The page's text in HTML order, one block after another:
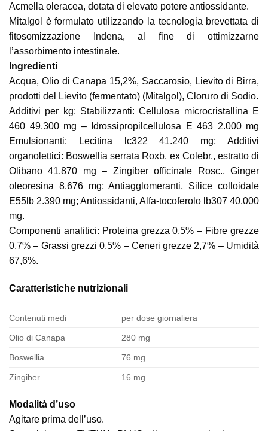
Acmella oleracea, dotata di elevato potere antiossidante.
Mitalgol è formulato utilizzando la tecnologia brevettata di
fitosomizzazione Indena, al fine di ottimizzarne
l’assorbimento intestinale.
Ingredienti
Acqua, Olio di Canapa 15,2%, Saccarosio, Lievito di Birra,
prodotti del Lievito (fermentato) (Mitalgol), Cloruro di Sodio.
Additivi per kg: Stabilizzanti: Cellulosa microcristallina E
460 49.300 mg – Idrossipropilcellulosa E 463 2.000 mg
Emulsionanti: Lecitina lc322 41.240 mg; Additivi
organolettici: Boswellia serrata Roxb. ex Colebr., estratto di
Olibano 41.870 mg – Zingiber officinale Rosc., Ginger
oleoresina 8.676 mg; Antiagglomeranti, Silice colloidale
E55lb 2.390 mg; Antiossidanti, Alfa-tocoferolo lb307 40.000
mg.
Componenti analitici: Proteina grezza 0,5% – Fibre grezze
0,7% – Grassi grezzi 0,5% – Ceneri grezze 2,7% – Umidità
67,6%.
Caratteristiche nutrizionali
Contenuti medi per dose giornaliera
Olio di Canapa 280 mg
Boswellia 76 mg
Zingiber 16 mg
Modalità d’uso
Agitare prima dell’uso.